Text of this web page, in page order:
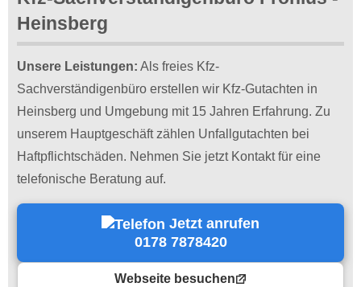
Heinsberg
Unsere Leistungen: Als freies Kfz-
Sachverständigenbüro erstellen wir Kfz-Gutachten in
Heinsberg und Umgebung mit 15 Jahren Erfahrung. Zu
unserem Hauptgeschäft zählen Unfallgutachten bei
Haftpflichtschäden. Nehmen Sie jetzt Kontakt für eine
telefonische Beratung auf.
Jetzt anrufen
0178 7878420
Webseite besuchen